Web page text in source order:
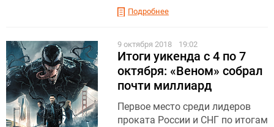
Подробнее
9 октября 2018 19:02
Итоги уикенда с 4 по 7
октября: «Веном» собрал
почти миллиард
Первое место среди лидеров
проката России и СНГ по итогам